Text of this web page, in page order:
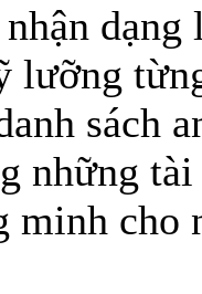
lưỡng
sách
những
minh cho